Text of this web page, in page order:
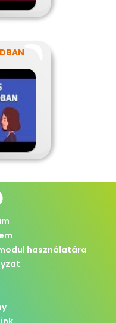
használatára